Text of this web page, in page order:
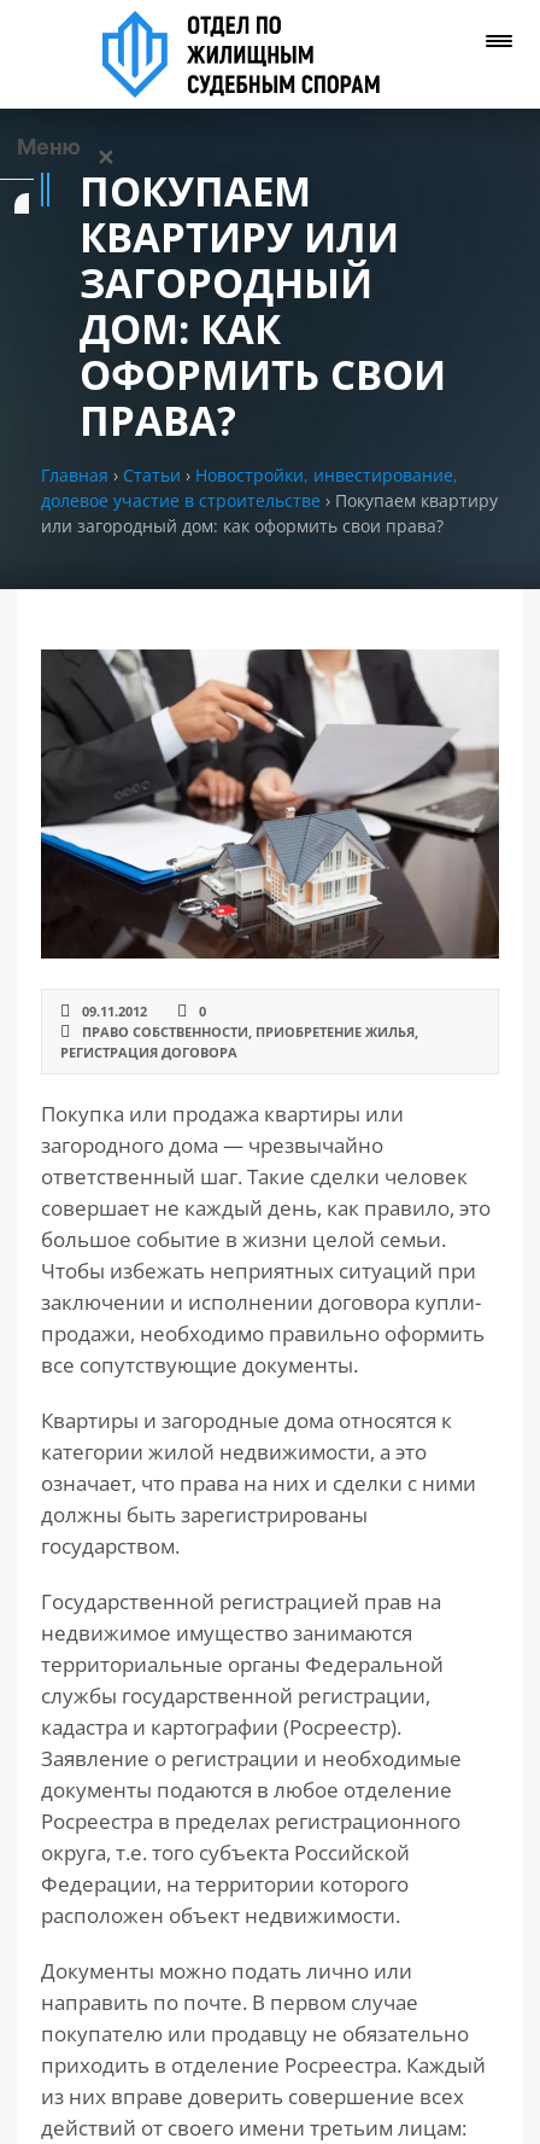
Меню ✕
Контакты
Задать вопрос
Позвонить нам
ПОКУПАЕМ
КВАРТИРУ ИЛИ
ЗАГОРОДНЫЙ
ДОМ: КАК
ОФОРМИТЬ СВОИ
ПРАВА?
Главная › Статьи › Новостройки, инвестирование,
долевое участие в строительстве › Покупаем квартиру
или загородный дом: как оформить свои права?
09.11.2012
ПРАВО СОБСТВЕННОСТИ, ПРИОБРЕТЕНИЕ ЖИЛЬЯ,
РЕГИСТРАЦИЯ ДОГОВОРА
0
Покупка или продажа квартиры или
загородного дома — чрезвычайно
ответственный шаг. Такие сделки человек
совершает не каждый день, как правило, это
большое событие в жизни целой семьи.
Чтобы избежать неприятных ситуаций при
заключении и исполнении договора купли-
продажи, необходимо правильно оформить
все сопутствующие документы.
Квартиры и загородные дома относятся к
категории жилой недвижимости, а это
означает, что права на них и сделки с ними
должны быть зарегистрированы
государством.
Государственной регистрацией прав на
недвижимое имущество занимаются
территориальные органы Федеральной
службы государственной регистрации,
кадастра и картографии (Росреестр).
Заявление о регистрации и необходимые
документы подаются в любое отделение
Росреестра в пределах регистрационного
округа, т.е. того субъекта Российской
Федерации, на территории которого
расположен объект недвижимости.
Документы можно подать лично или
направить по почте. В первом случае
покупателю или продавцу не обязательно
приходить в отделение Росреестра. Каждый
из них вправе доверить совершение всех
действий от своего имени третьим лицам: